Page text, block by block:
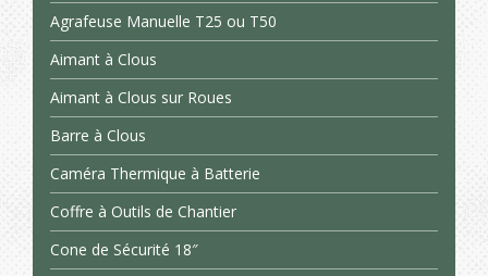
Agrafeuse Manuelle T25 ou T50
Aimant à Clous
Aimant à Clous sur Roues
Barre à Clous
Caméra Thermique à Batterie
Coffre à Outils de Chantier
Cone de Sécurité 18″